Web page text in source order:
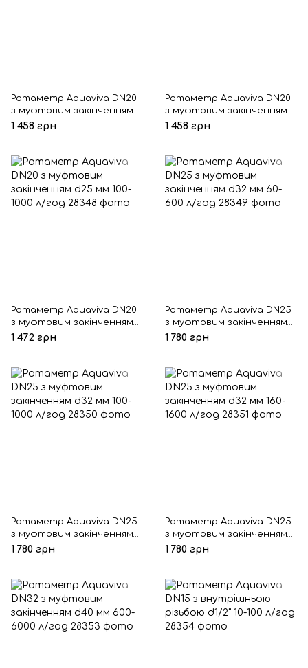
Ротаметр Aquaviva DN20
з муфтовим закінченням
d25 мм 40-400 л/год
1 458 грн
Ротаметр Aquaviva DN20
з муфтовим закінченням
d25 мм 60-600 л/год
1 458 грн
Ротаметр Aquaviva DN20
з муфтовим закінченням
d25 мм 100-1000 л/год
1 472 грн
Ротаметр Aquaviva DN25
з муфтовим закінченням
d32 мм 60-600 л/год
1 780 грн
Ротаметр Aquaviva DN25
з муфтовим закінченням
d32 мм 100-1000 л/год
1 780 грн
Ротаметр Aquaviva DN25
з муфтовим закінченням
d32 мм 160-1600 л/год
1 780 грн